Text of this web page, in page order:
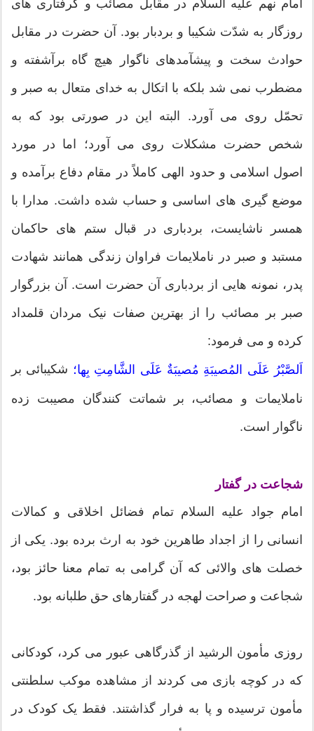
امام نهم علیه السلام در مقابل مصائب و گرفتاری های
روزگار به شدّت شکیبا و بردبار بود. آن حضرت در مقابل
حوادث سخت و پیشآمدهای ناگوار هیچ گاه برآشفته و
مضطرب نمی شد بلکه با اتکال به خدای متعال به صبر و
تحمّل روی می آورد. البته این در صورتی بود که به
شخص حضرت مشکلات روی می آورد؛ اما در مورد
اصول اسلامی و حدود الهی کاملاً در مقام دفاع برآمده و
موضع گیری های اساسی و حساب شده داشت. مدارا با
همسر ناشایست، بردباری در قبال ستم های حاکمان
مستبد و صبر در ناملایمات فراوان زندگی همانند شهادت
پدر، نمونه هایی از بردباری آن حضرت است. آن بزرگوار
صبر بر مصائب را از بهترین صفات نیک مردان قلمداد
کرده و می فرمود:
اَلصَّبْرُ عَلَی المُصیبَةِ مُصیبَةٌ عَلَی الشَّامِتِ بِها؛ شکیبائی بر
ناملایمات و مصائب، بر شماتت کنندگان مصیبت زده
ناگوار است.
شجاعت در گفتار
امام جواد علیه السلام تمام فضائل اخلاقی و کمالات
انسانی را از اجداد طاهرین خود به ارث برده بود. یکی از
خصلت های والائی که آن گرامی به تمام معنا حائز بود،
شجاعت و صراحت لهجه در گفتارهای حق طلبانه بود.
روزی مأمون الرشید از گذرگاهی عبور می کرد، کودکانی
که در کوچه بازی می کردند از مشاهده موکب سلطنتی
مأمون ترسیده و پا به فرار گذاشتند. فقط یک کودک در